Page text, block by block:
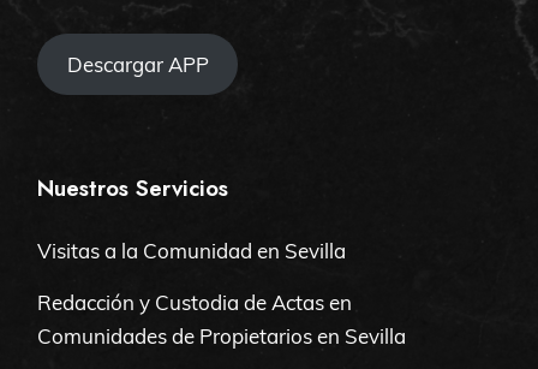
Descargar APP
Nuestros Servicios
Visitas a la Comunidad en Sevilla
Redacción y Custodia de Actas en
Comunidades de Propietarios en Sevilla